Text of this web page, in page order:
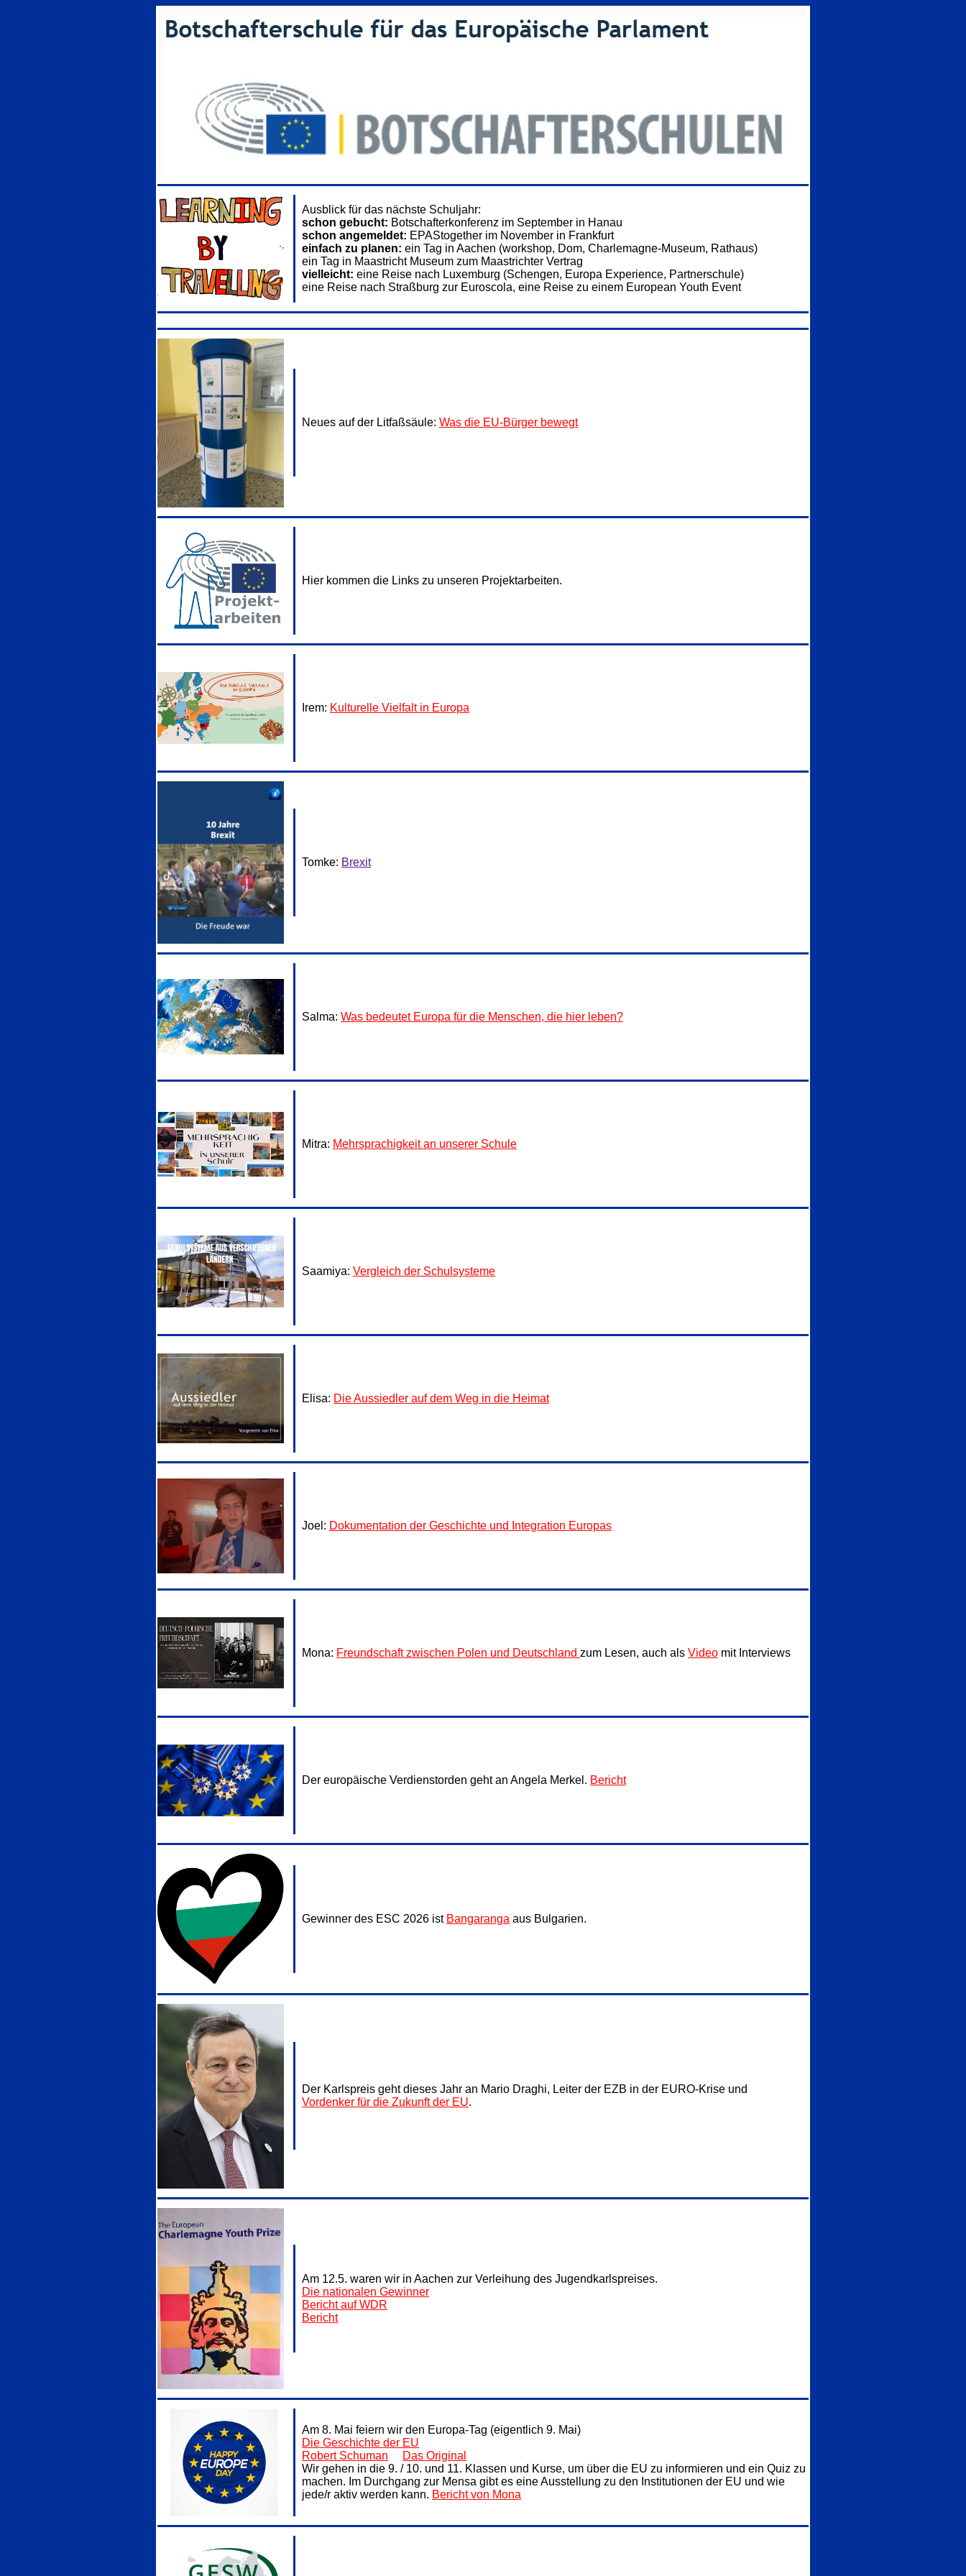
Ausblick für das nächste Schuljahr:
schon gebucht: Botschafterkonferenz im September in Hanau
schon angemeldet: EPAStogether im November in Frankfurt
einfach zu planen: ein Tag in Aachen (workshop, Dom, Charlemagne-Museum, Rathaus)
ein Tag in Maastricht Museum zum Maastrichter Vertrag
vielleicht: eine Reise nach Luxemburg (Schengen, Europa Experience, Partnerschule)
eine Reise nach Straßburg zur Euroscola, eine Reise zu einem European Youth Event
Neues auf der Litfaßsäule: Was die EU-Bürger bewegt
Hier kommen die Links zu unseren Projektarbeiten.
Irem: Kulturelle Vielfalt in Europa
Tomke: Brexit
Salma: Was bedeutet Europa für die Menschen, die hier leben?
Mitra: Mehrsprachigkeit an unserer Schule
Saamiya: Vergleich der Schulsysteme
Elisa: Die Aussiedler auf dem Weg in die Heimat
Joel: Dokumentation der Geschichte und Integration Europas
Mona: Freundschaft zwischen Polen und Deutschland zum Lesen, auch als Video mit Interviews
Der europäische Verdienstorden geht an Angela Merkel. Bericht
Gewinner des ESC 2026 ist Bangaranga aus Bulgarien.
Der Karlspreis geht dieses Jahr an Mario Draghi, Leiter der EZB in der EURO-Krise und
Vordenker für die Zukunft der EU.
Am 12.5. waren wir in Aachen zur Verleihung des Jugendkarlspreises.
Die nationalen Gewinner
Bericht auf WDR
Bericht
Am 8. Mai feiern wir den Europa-Tag (eigentlich 9. Mai)
Die Geschichte der EU
Robert Schuman
Das Original
Wir gehen in die 9. / 10. und 11. Klassen und Kurse, um über die EU zu informieren und ein Quiz zu
machen. Im Durchgang zur Mensa gibt es eine Ausstellung zu den Institutionen der EU und wie
jede/r aktiv werden kann. Bericht von Mona